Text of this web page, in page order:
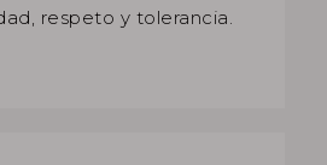
respeto y tolerancia.